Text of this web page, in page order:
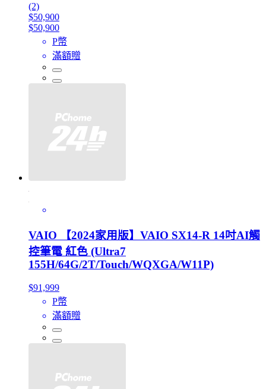
(2)
$50,900
$50,900
P幣
滿額贈
VAIO 【2024家用版】VAIO SX14-R 14吋AI觸
控筆電 紅色 (Ultra7
155H/64G/2T/Touch/WQXGA/W11P)
$91,999
P幣
滿額贈